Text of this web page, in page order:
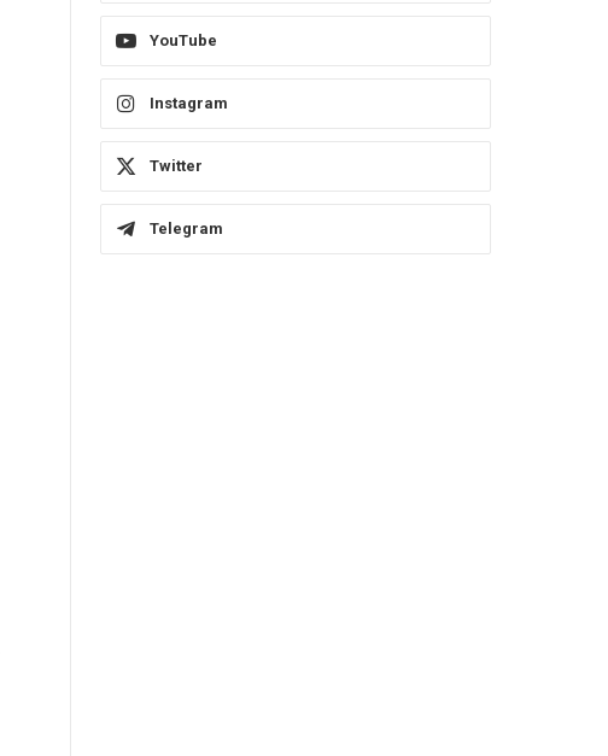
YouTube
Instagram
Twitter
Telegram